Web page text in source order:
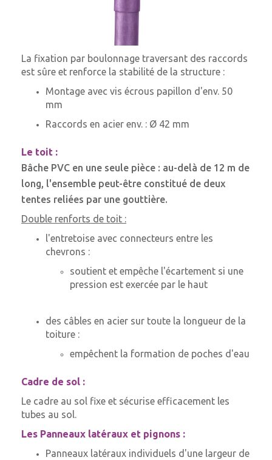
La fixation par boulonnage traversant des raccords
est sûre et renforce la stabilité de la structure :
Montage avec vis écrous papillon d'env. 50
mm
Raccords en acier env. : Ø 42 mm
Le toit :
Bâche PVC en une seule pièce : au-delà de 12 m de
long, l'ensemble peut-être constitué de deux
tentes reliées par une gouttière.
Double renforts de toit :
l'entretoise avec connecteurs entre les
chevrons :
soutient et empêche l'écartement si une
pression est exercée par le haut
des câbles en acier sur toute la longueur de la
toiture :
empêchent la formation de poches d'eau
Cadre de sol :
Le cadre au sol fixe et sécurise efficacement les
tubes au sol.
Les Panneaux latéraux et pignons :
Panneaux latéraux individuels d'une largeur de